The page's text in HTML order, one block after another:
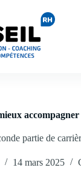
partie de
14 mars 2025